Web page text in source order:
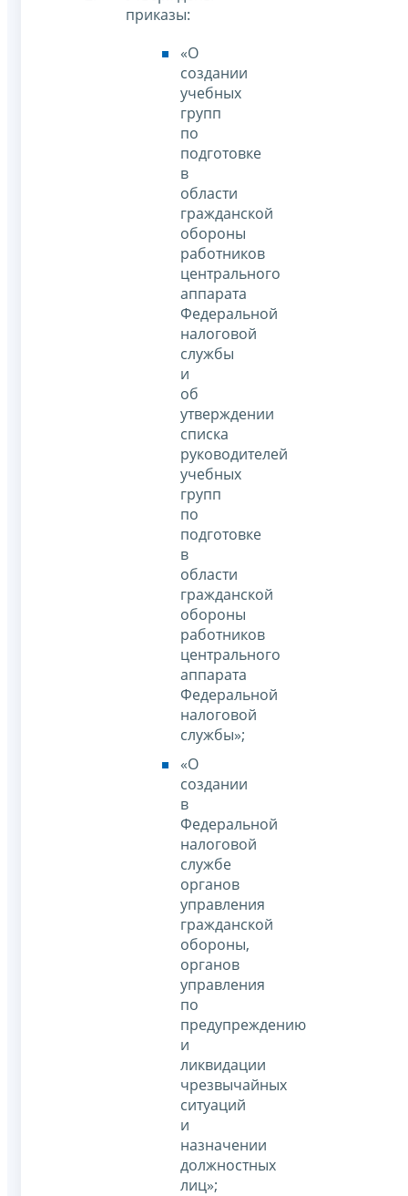
приказы:
«О
создании
учебных
групп
по
подготовке
в
области
гражданской
обороны
работников
центрального
аппарата
Федеральной
налоговой
службы
и
об
утверждении
списка
руководителей
учебных
групп
по
подготовке
в
области
гражданской
обороны
работников
центрального
аппарата
Федеральной
налоговой
службы»;
«О
создании
в
Федеральной
налоговой
службе
органов
управления
гражданской
обороны,
органов
управления
по
предупреждению
и
ликвидации
чрезвычайных
ситуаций
и
назначении
должностных
лиц»;